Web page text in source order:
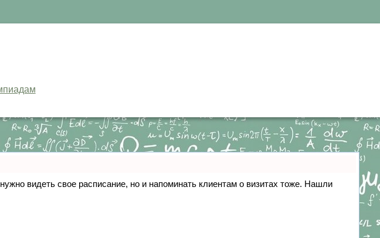
видеть свое расписание, но и напоминать клиентам о визитах тоже. Нашли